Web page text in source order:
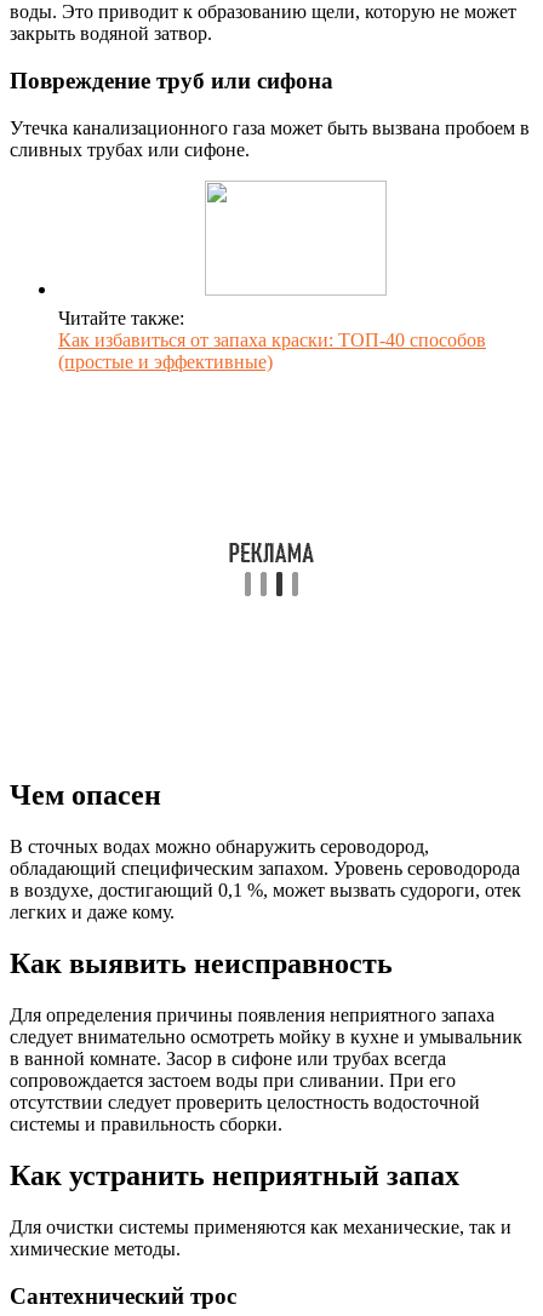
воды. Это приводит к образованию щели, которую не может
закрыть водяной затвор.
Повреждение труб или сифона
Утечка канализационного газа может быть вызвана пробоем в
сливных трубах или сифоне.
Читайте также:
Как избавиться от запаха краски: ТОП-40 способов
(простые и эффективные)
Чем опасен
В сточных водах можно обнаружить сероводород,
обладающий специфическим запахом. Уровень сероводорода
в воздухе, достигающий 0,1 %, может вызвать судороги, отек
легких и даже кому.
Как выявить неисправность
Для определения причины появления неприятного запаха
следует внимательно осмотреть мойку в кухне и умывальник
в ванной комнате. Засор в сифоне или трубах всегда
сопровождается застоем воды при сливании. При его
отсутствии следует проверить целостность водосточной
системы и правильность сборки.
Как устранить неприятный запах
Для очистки системы применяются как механические, так и
химические методы.
Сантехнический трос